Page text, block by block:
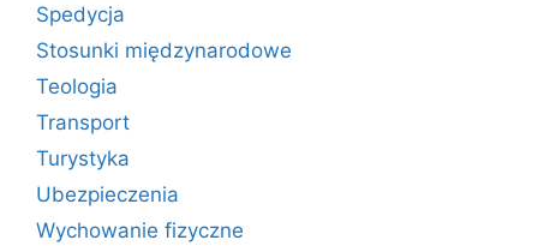
Spedycja
Stosunki międzynarodowe
Teologia
Transport
Turystyka
Ubezpieczenia
Wychowanie fizyczne